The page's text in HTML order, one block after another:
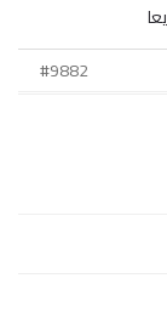
#9882